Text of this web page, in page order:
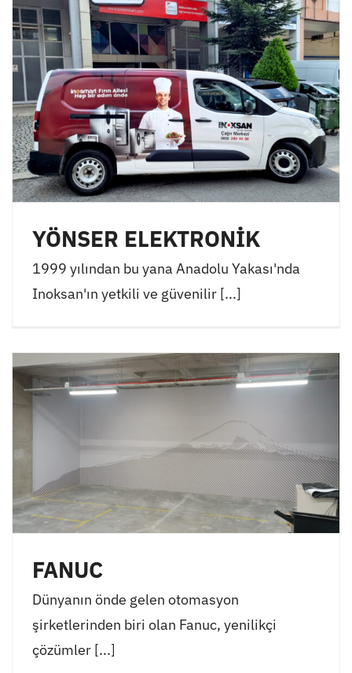
YÖNSER ELEKTRONİK
1999 yılından bu yana Anadolu Yakası'nda
Inoksan'ın yetkili ve güvenilir [...]
FANUC
Dünyanın önde gelen otomasyon
şirketlerinden biri olan Fanuc, yenilikçi
çözümler [...]